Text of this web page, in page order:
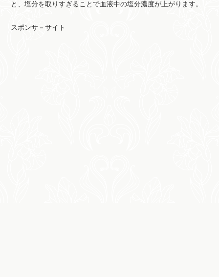
と、塩分を取りすぎることで血液中の塩分濃度が上がります。
スポンサ－サイト